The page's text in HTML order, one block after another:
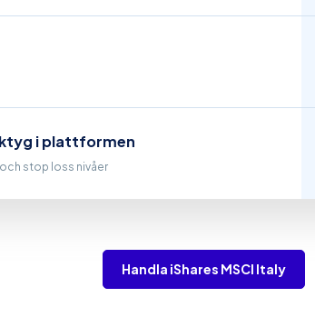
i plattformen
stop loss nivåer
Handla iShares MSCI Italy